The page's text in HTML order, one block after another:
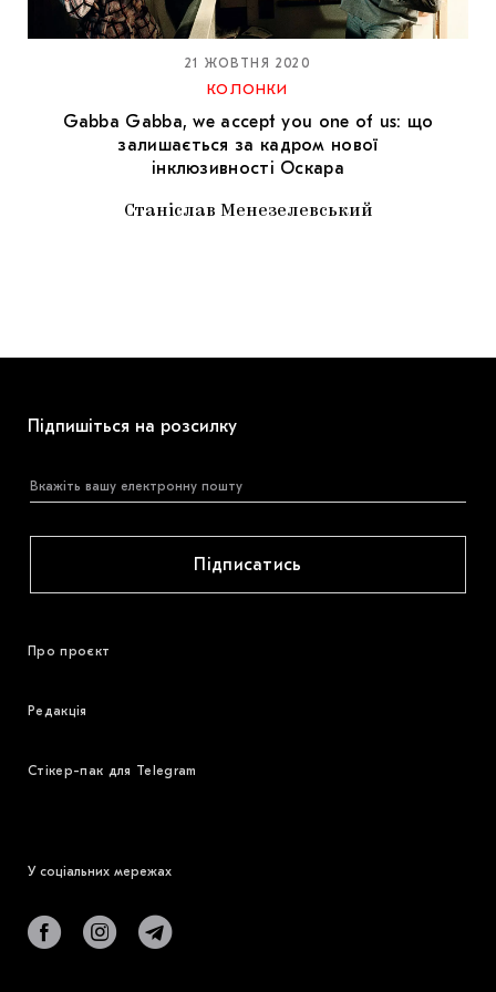
МАРІУПОЛЬСЬКІ МАРГІНАЛІЇ
ДОСЛІДНИЦЬКА ПЛАТФОРМА
CARPATHIAN CULT ПРО РІЗДВЯНІ СВЯТА
21 ЖОВТНЯ 2020
КОЛОНКИ
Gabba Gabba, we accept you one of us: що
залишається за кадром нової
інклюзивності Оскара
Станіслав Менезелевський
Підпишіться на розсилку
Підписатись
Про проєкт
Редакція
Стікер-пак для Telegram
У соціальних мережах